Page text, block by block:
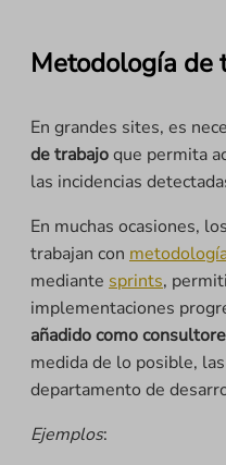
Metodología de
En grandes sites, es
de trabajoque permita
las incidencias
En muchas ocasiones,
trabajan con
mediante sprints,
implementaciones
añadido como
medida de lo posible,
departamento de
Ejemplos: